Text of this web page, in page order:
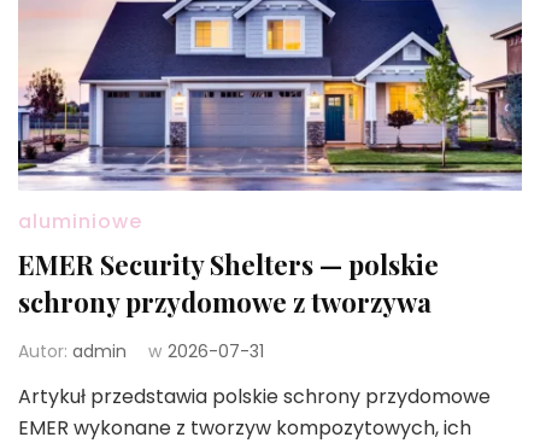
aluminiowe
EMER Security Shelters — polskie
schrony przydomowe z tworzywa
Autor: admin w 2026-07-31
Artykuł przedstawia polskie schrony przydomowe
EMER wykonane z tworzyw kompozytowych, ich